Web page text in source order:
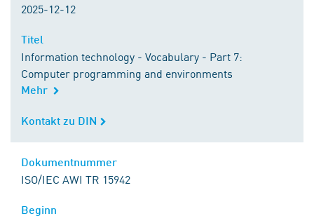
2025-12-12
Titel
Information technology - Vocabulary - Part 7:
Computer programming and environments
Mehr
Kontakt zu DIN
Kontakt zu DIN
Dokumentnummer
ISO/IEC AWI TR 15942
Beginn